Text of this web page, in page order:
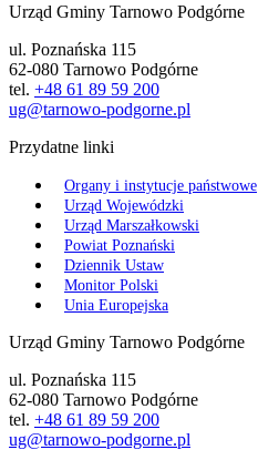
Urząd Gminy Tarnowo Podgórne
ul. Poznańska 115
62-080 Tarnowo Podgórne
tel. +48 61 89 59 200
ug@tarnowo-podgorne.pl
Przydatne linki
Organy i instytucje państwowe
Urząd Wojewódzki
Urząd Marszałkowski
Powiat Poznański
Dziennik Ustaw
Monitor Polski
Unia Europejska
Urząd Gminy Tarnowo Podgórne
ul. Poznańska 115
62-080 Tarnowo Podgórne
tel. +48 61 89 59 200
ug@tarnowo-podgorne.pl